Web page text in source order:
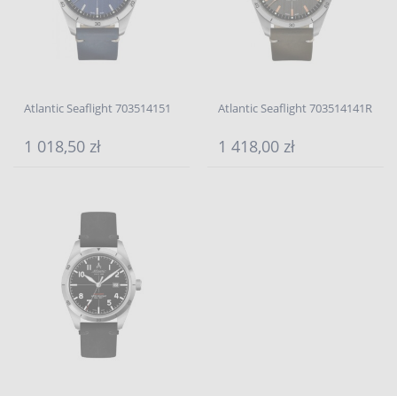
Atlantic Seaflight 703514151
1 018,50 zł
Atlantic Seaflight 703514141R
1 418,00 zł